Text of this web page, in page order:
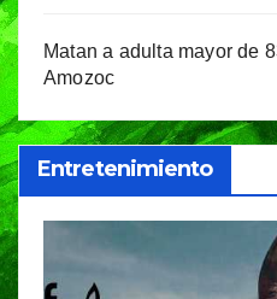
Matan a adulta mayor de
Amozoc
Entretenimiento